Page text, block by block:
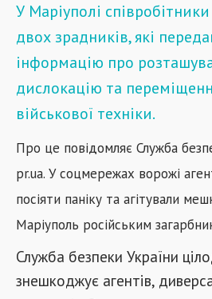
У Маріуполі
двох зрадників, які
інформацію про
дислокацію та
військової техніки.
Про це повідомляє Служба
pr.ua. У соцмережах ворожі
посіяти паніку та агітували
Маріуполь російським
Служба безпеки України
знешкоджує агентів,